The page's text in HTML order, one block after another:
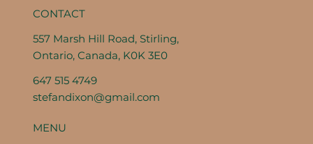
CONTACT
557 Marsh Hill Road, Stirling,
Ontario, Canada, K0K 3E0
647 515 4749
stefandixon@gmail.com
MENU